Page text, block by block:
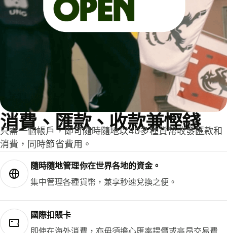
消費、匯款、收款兼慳錢
只需一個帳戶，即可隨時隨地以40多種貨幣收發匯款和
消費，同時節省費用。
隨時隨地管理你在世界各地的資金。
集中管理各種貨幣，兼享秒速兌換之便。
國際扣賬卡